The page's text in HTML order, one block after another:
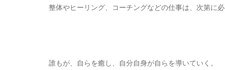
整体やヒーリング、コーチングなどの仕事は、次第に
誰もが、自らを癒し、自分自身が自らを導いていく。